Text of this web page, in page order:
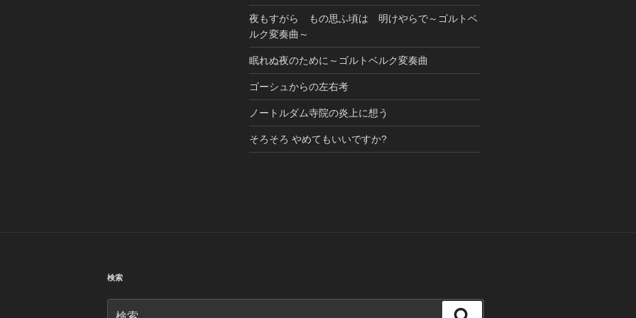
夜もすがら もの思ふ頃は 明けやらで～ゴルトベ
ルク変奏曲～
眠れぬ夜のために～ゴルトベルク変奏曲
ゴーシュからの左右考
ノートルダム寺院の炎上に想う
そろそろ やめてもいいですか?
検索